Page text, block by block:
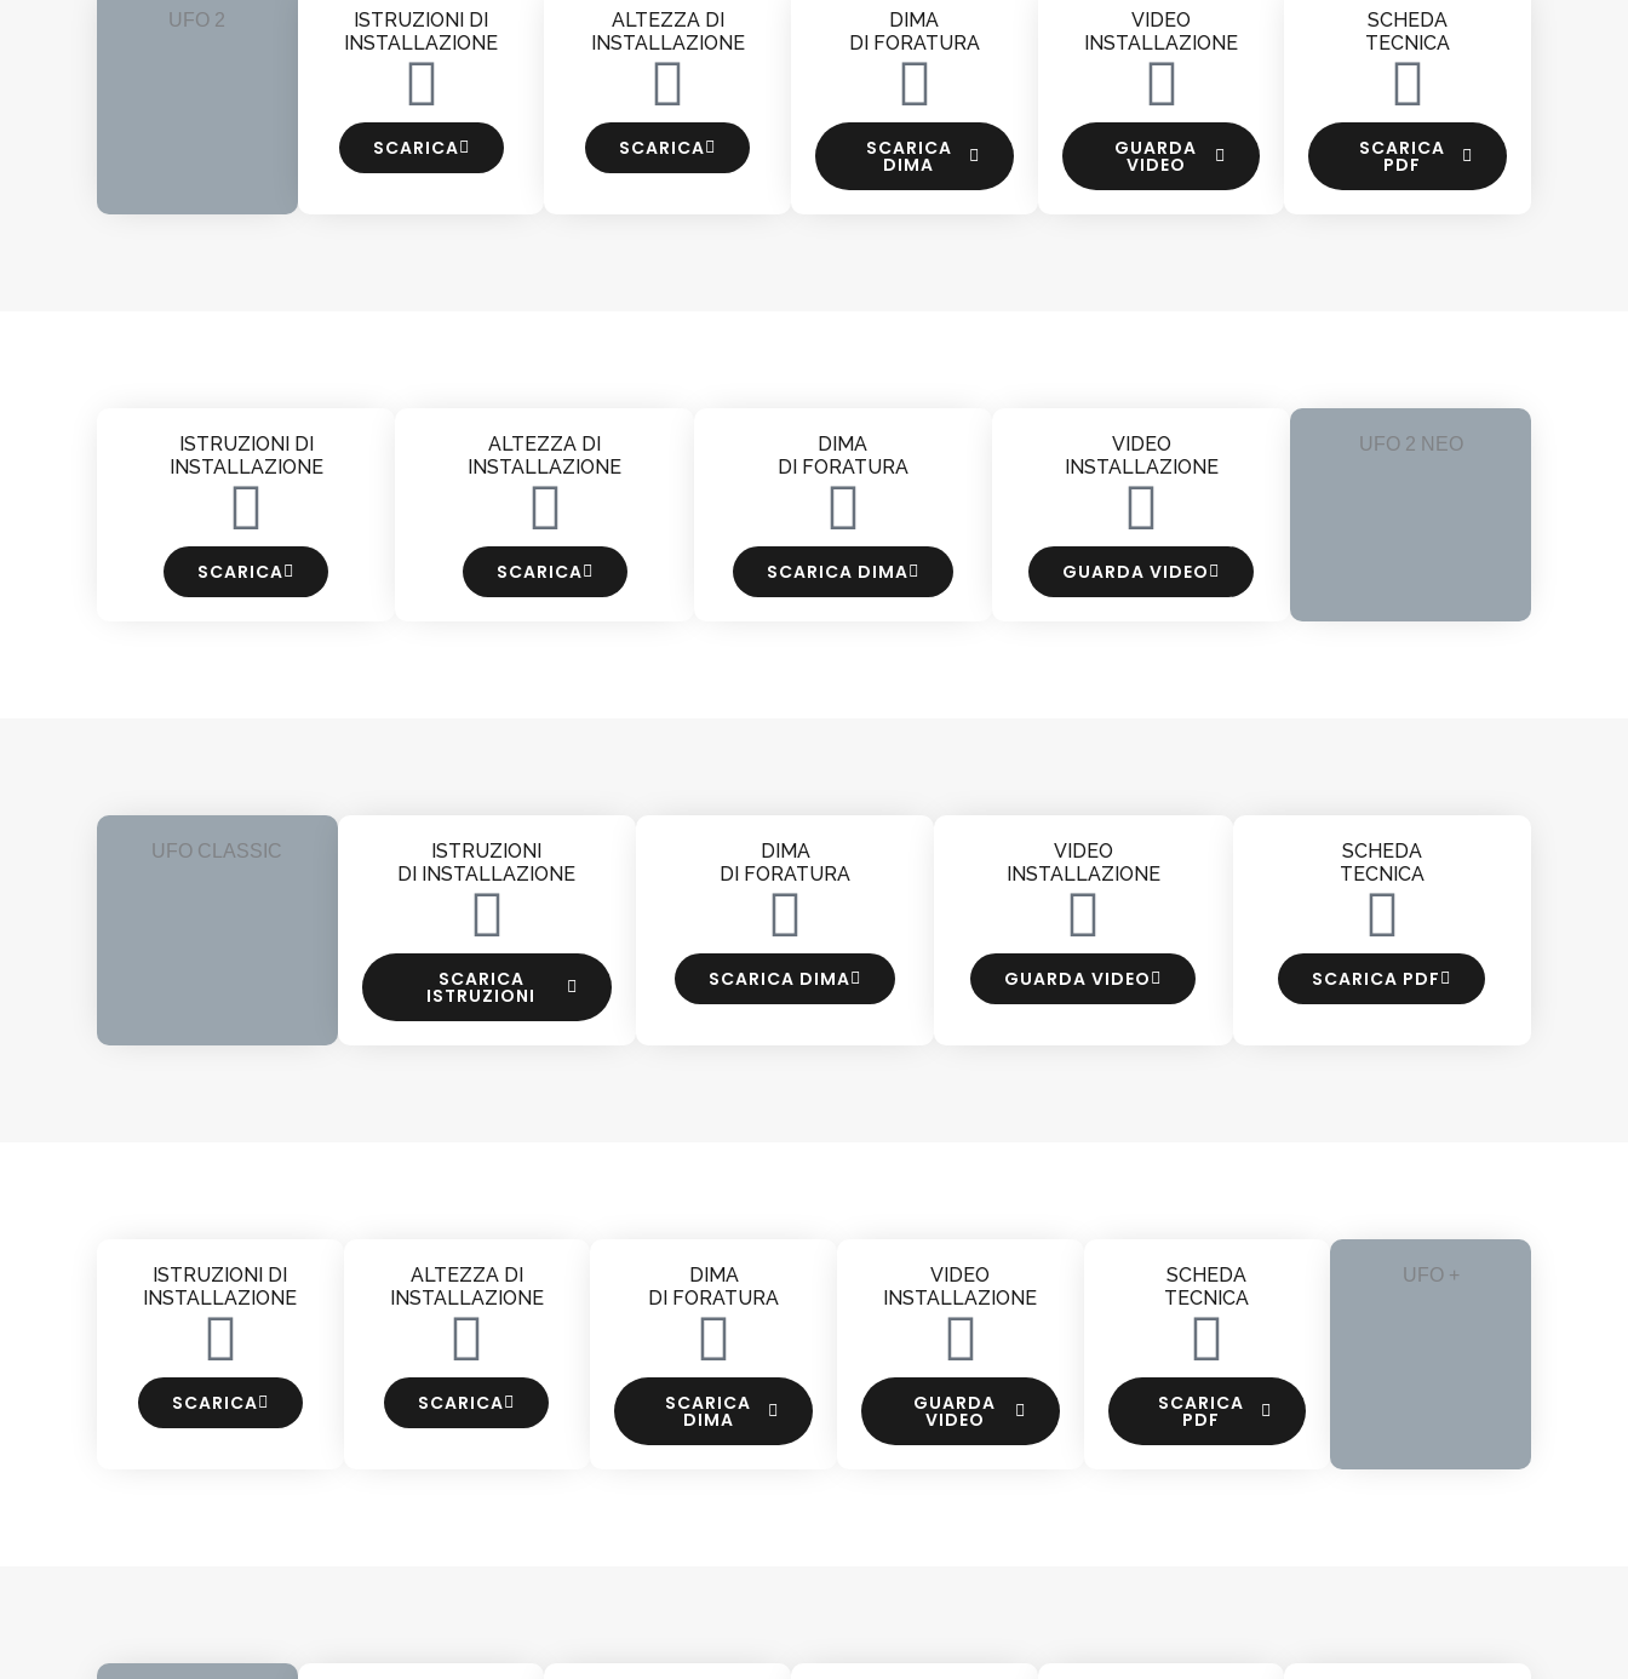
UFO 2
ISTRUZIONI DI
INSTALLAZIONE
SCARICA
ALTEZZA DI
INSTALLAZIONE
SCARICA
DIMA
DI FORATURA
SCARICA
DIMA
VIDEO
INSTALLAZIONE
GUARDA
VIDEO
SCHEDA
TECNICA
SCARICA
PDF
ISTRUZIONI DI
INSTALLAZIONE
SCARICA
ALTEZZA DI
INSTALLAZIONE
SCARICA
DIMA
DI FORATURA
SCARICA DIMA
VIDEO
INSTALLAZIONE
GUARDA VIDEO
UFO 2 NEO
UFO CLASSIC
ISTRUZIONI
DI INSTALLAZIONE
SCARICA
ISTRUZIONI
DIMA
DI FORATURA
SCARICA DIMA
VIDEO
INSTALLAZIONE
GUARDA VIDEO
SCHEDA
TECNICA
SCARICA PDF
ISTRUZIONI DI
INSTALLAZIONE
SCARICA
ALTEZZA DI
INSTALLAZIONE
SCARICA
DIMA
DI FORATURA
SCARICA
DIMA
VIDEO
INSTALLAZIONE
GUARDA
VIDEO
SCHEDA
TECNICA
SCARICA
PDF
UFO +